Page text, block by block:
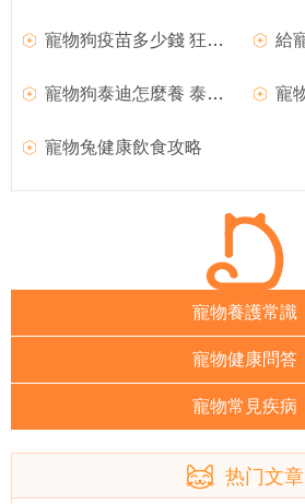
寵物狗疫苗多少錢 狂犬疫苗分析
寵物狗泰迪怎麼養 泰迪犬飼養方法
寵物兔健康飲食攻略
寵物養護常識
寵物健康問答
寵物常見疾病
热门文章